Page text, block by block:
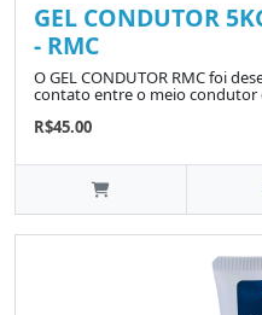
GEL CONDUTOR
- RMC
O GEL CONDUTOR RMC foi
contato entre o meio condutor
R$45.00